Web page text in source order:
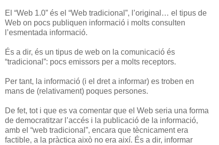
El “Web 1.0” és el “Web tradicional”, l’original… el tipus de
Web on pocs publiquen informació i molts consulten
l’esmentada informació.
És a dir, és un tipus de web on la comunicació és
“tradicional”: pocs emissors per a molts receptors.
Per tant, la informació (i el dret a informar) es troben en
mans de (relativament) poques persones.
De fet, tot i que es va comentar que el Web seria una forma
de democratitzar l’accés i la publicació de la informació,
amb el “web tradicional”, encara que tècnicament era
factible, a la pràctica això no era així. És a dir, informar